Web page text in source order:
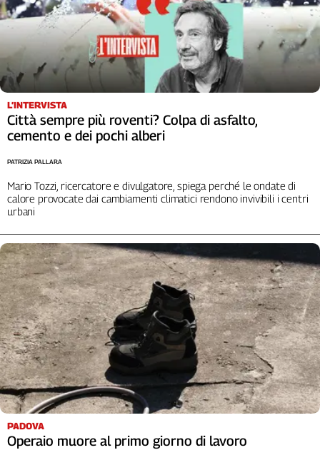
Girasoli
Il
Sassolino
Linea
Economica
Tech
It
Easy
Diffusa
InFlai
Le
trasmissioni
tv
Work
in
Progress
L'Italia
nel
Lavoro
Territori
Molise
L’INTERVISTA
Città sempre più roventi? Colpa di asfalto,
cemento e dei pochi alberi
Mario Tozzi, ricercatore e divulgatore, spiega perché le ondate di
calore provocate dai cambiamenti climatici rendono invivibili i centri
urbani
PATRIZIA PALLARA
PADOVA
Operaio muore al primo giorno di lavoro